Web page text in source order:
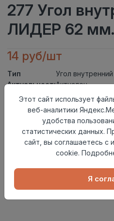
277 Угол
ЛИДЕР 62
14 руб/шт
Тип
Угол внутренний
АктуальностьАктуален
Материал
Осталось19 шт
Добавить
Внимание! Внешний вид
представленного на
наличие необходимых
в момент приобретения
Этот сайт использует
веб-аналитики
удобства
статистических данных.
сайт, вы соглашаетесь с
cookie.
Я